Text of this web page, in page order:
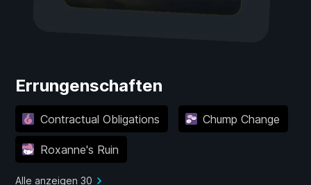
Errungenschaften
Contractual Obligations Chump Change
Roxanne's Ruin
Alle anzeigen 30